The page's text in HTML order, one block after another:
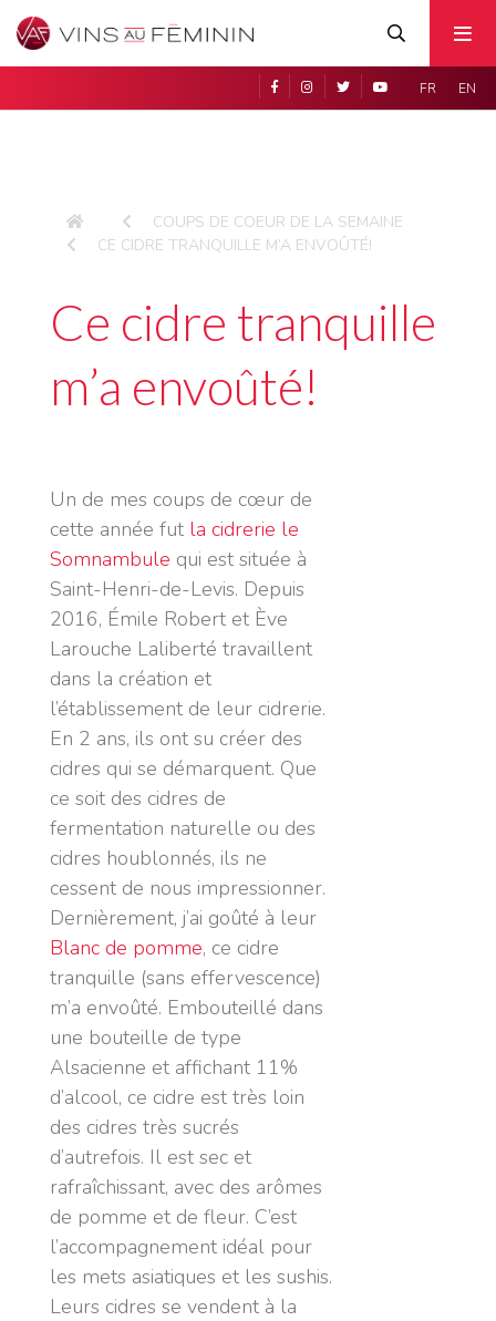
FR EN
COUPS DE COEUR DE LA SEMAINE
CE CIDRE TRANQUILLE M’A ENVOÛTÉ!
Ce cidre tranquille
m’a envoûté!
Un de mes coups de cœur de
cette année fut la cidrerie le
Somnambule qui est située à
Saint-Henri-de-Levis. Depuis
2016, Émile Robert et Ève
Larouche Laliberté travaillent
dans la création et
l’établissement de leur cidrerie.
En 2 ans, ils ont su créer des
cidres qui se démarquent. Que
ce soit des cidres de
fermentation naturelle ou des
cidres houblonnés, ils ne
cessent de nous impressionner.
Dernièrement, j’ai goûté à leur
Blanc de pomme, ce cidre
tranquille (sans effervescence)
m’a envoûté. Embouteillé dans
une bouteille de type
Alsacienne et affichant 11%
d’alcool, ce cidre est très loin
des cidres très sucrés
d’autrefois. Il est sec et
rafraîchissant, avec des arômes
de pomme et de fleur. C’est
l’accompagnement idéal pour
les mets asiatiques et les sushis.
Leurs cidres se vendent à la